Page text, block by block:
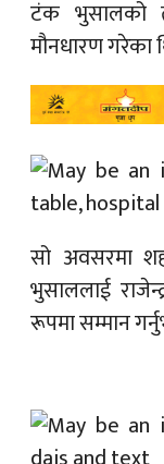
टंक भुसालको
मौनधारण गरेका
सो अवसरमा
भुसाललाई
रूपमा सम्मान